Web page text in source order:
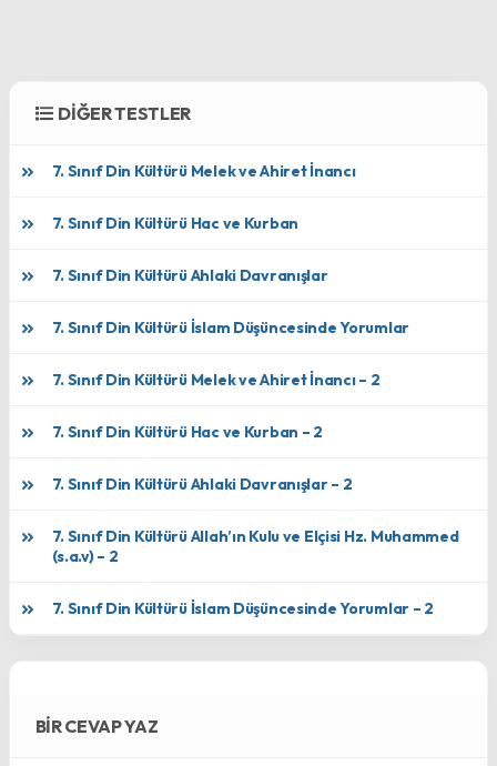
DİĞER TESTLER
7. Sınıf Din Kültürü Melek ve Ahiret İnancı
7. Sınıf Din Kültürü Hac ve Kurban
7. Sınıf Din Kültürü Ahlaki Davranışlar
7. Sınıf Din Kültürü İslam Düşüncesinde Yorumlar
7. Sınıf Din Kültürü Melek ve Ahiret İnancı – 2
7. Sınıf Din Kültürü Hac ve Kurban – 2
7. Sınıf Din Kültürü Ahlaki Davranışlar – 2
7. Sınıf Din Kültürü Allah’ın Kulu ve Elçisi Hz. Muhammed
(s.a.v) – 2
7. Sınıf Din Kültürü İslam Düşüncesinde Yorumlar – 2
BIR CEVAP YAZ